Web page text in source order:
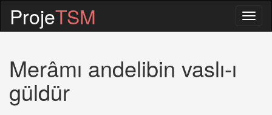
ProjeTSM
Merâmı andelibin vaslı-ı
güldür